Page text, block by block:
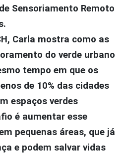
Sensoriamento Remoto
Carla mostra como as
do verde urbano
tempo em que os
de 10% das cidades
espaços verdes
é aumentar esse
pequenas áreas, que já
e podem salvar vidas